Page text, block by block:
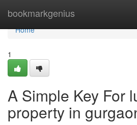
bookmarkgenius
Home
Home
1
A Simple Key For
property in